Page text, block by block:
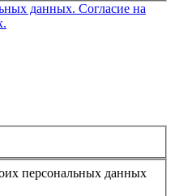
данных. Согласие на
персональных данных